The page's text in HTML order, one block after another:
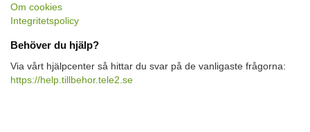
Om cookies
Integritetspolicy
Behöver du hjälp?
Via vårt hjälpcenter så hittar du svar på de vanligaste frågorna:
https://help.tillbehor.tele2.se